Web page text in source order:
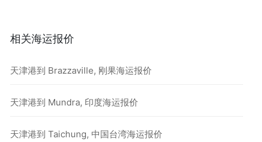
相关海运报价
天津港到 Brazzaville, 刚果海运报价
天津港到 Mundra, 印度海运报价
天津港到 Taichung, 中国台湾海运报价